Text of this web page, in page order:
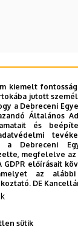
Adatvédelem
Szerzői jog © 2026
kiemelt
jutott
a Debreceni
Általános
és
a Debreceni
megfelelve
GDPR előírásait
az
DE
sütik